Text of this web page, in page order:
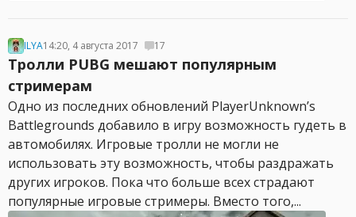
ILYA14:20, 4 августа 2017 17
Тролли PUBG мешают популярным
стримерам
Одно из последних обновлений PlayerUnknown’s
Battlegrounds добавило в игру возможность гудеть в
автомобилях. Игровые тролли не могли не
использовать эту возможность, чтобы раздражать
других игроков. Пока что больше всех страдают
популярные игровые стримеры. Вместо того,...